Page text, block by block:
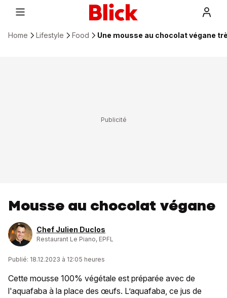
Home Lifestyle Food Une mousse au chocolat végane
Mousse au chocolat végane
Chef Julien Duclos
Restaurant Le Piano, EPFL
Publié: 18.12.2023 à 12:05 heures
Cette mousse 100% végétale est préparée avec de
l'aquafaba à la place des œufs. L’aquafaba, ce jus de